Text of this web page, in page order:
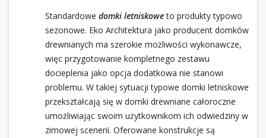
Standardowe domki letniskoweto produkty typowo
sezonowe. Eko Architektura jako producent domków
drewnianych ma szerokie możliwości wykonawcze,
więc przygotowanie kompletnego zestawu
docieplenia jako opcja dodatkowa nie stanowi
problemu. W takiej sytuacji typowe domki letniskowe
przekształcają się w domki drewniane całoroczne
umożliwiając swoim użytkownikom ich odwiedziny w
zimowej scenerii. Oferowane konstrukcje są